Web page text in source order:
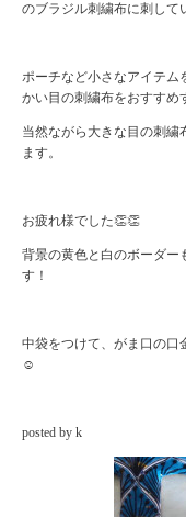
のブラジル刺繍布に刺して
ポーチなど小さなアイテム
かい目の刺繍布をおすすめ
当然ながら大きな目の刺繍
ます。
お疲れ様でした👏👏
背景の黄色と白のボーダー
す！
中袋をつけて、がま口の口
☺️
posted by k